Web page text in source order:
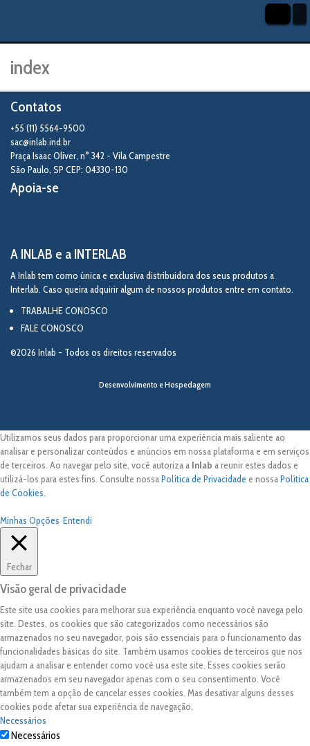
index
Contatos
+55 (11) 5564-9500
sac@inlab.ind.br
Praça Isaac Oliver, n° 342 - Vila Campestre
São Paulo SP CEP: 04330-130
Apoia-se
A INLAB e a INTERLAB
A Inlab tem como única e exclusiva distribuidora dos seus produtos a
Interlab. Caso queira adquirir algum de nossos produtos entre em contato.
TRABALHE CONOSCO
FALE CONOSCO
©2026 Inlab - Todos os direitos reservados
Desenvolvimento e Hospedagem
Utilizamos seus dados para proporcionar uma experiência mais saliente ao
analisar e personalizar conteúdos e anúncios em nossa plataforma e em serviços
de terceiros. Ao navegar pelo site, você autoriza a Inlab a reunir estes dados e
utilizá-los para estes fins. Consulte nossaPolítica de Privacidade e nossaPolítica
de Cookies
Minhas Opções Entendi
Fechar
Visão geral de privacidade
Este site usa cookies para melhorar sua experiência enquanto você navega pelo
site. Destes, os cookies que são categorizados como necessários são
armazenados no seu navegador, pois são essenciais para o funcionamento das
funcionalidades básicas do site. Também usamos cookies de terceiros que nos
ajudam a analisar e entender como você usa este site. Esses cookies serão
armazenados em seu navegador apenas com o seu consentimento. Você
também tem a opção de cancelar esses cookies. Mas desativar alguns desses
cookies pode afetar sua experiência de navegação.
Necessários
Necessários